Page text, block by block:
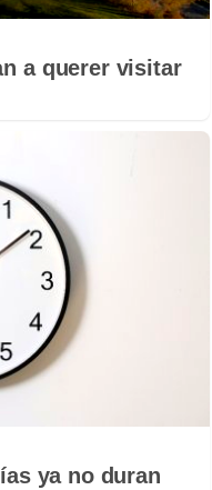
a querer visitar
ya no duran